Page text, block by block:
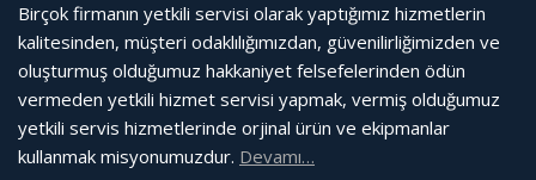
Birçok firmanın yetkili servisi olarak yaptığımız hizmetlerin
kalitesinden, müşteri odaklılığımızdan, güvenilirliğimizden ve
oluşturmuş olduğumuz hakkaniyet felsefelerinden ödün
vermeden yetkili hizmet servisi yapmak, vermiş olduğumuz
yetkili servis hizmetlerinde orjinal ürün ve ekipmanlar
kullanmak misyonumuzdur. Devamı…